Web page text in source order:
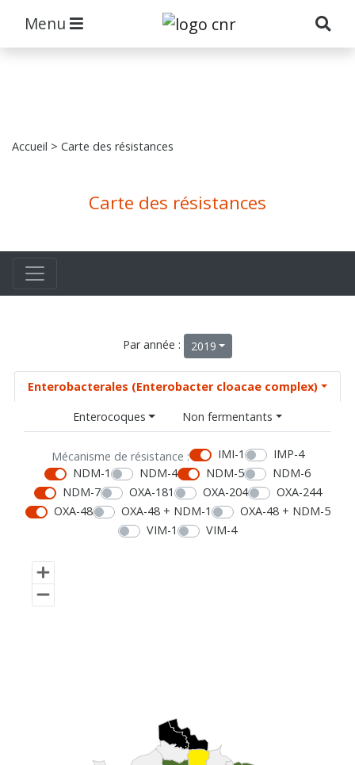
Menu
Accueil > Carte des résistances
Carte des résistances
Par année : 2019
Enterobacterales (Enterobacter cloacae complex)
Enterocoques
Non fermentants
Mécanisme de résistance : IMI-1
IMP-4
NDM-1
NDM-4 NDM-5
NDM-6
NDM-7
OXA-181 OXA-204
OXA-244
OXA-48
OXA-48 + NDM-1
OXA-48 + NDM-5
VIM-1
VIM-4